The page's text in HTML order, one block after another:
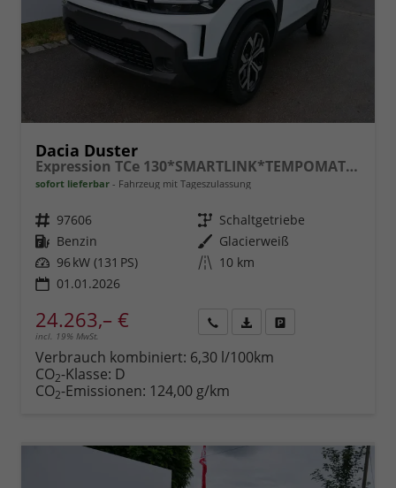
Dacia Duster
Expression TCe 130*SMARTLINK*TEMPOMAT*LED*PDC-KAMERA*SHZ*KLIMA*17-ZOLL
sofort lieferbar Fahrzeug mit Tageszulassung
Fahrzeugnr. 97606 Getriebe Schaltgetriebe
Kraftstoff Benzin Außenfarbe Glacierweiß
Leistung 96 kW (131 PS) Kilometerstand 10 km
01.01.2026
24.263,– €
incl. 19% MwSt.
anfordern
Datei,
Verbrauch kombiniert: 6,30 l/100km
CO2-Klasse: D
CO2-Emissionen: 124,00 g/km